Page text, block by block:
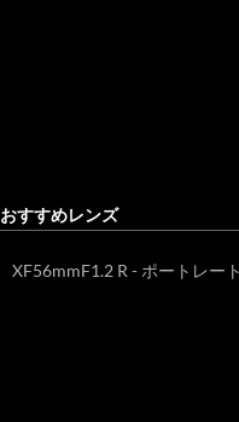
おすすめレンズ
XF56mmF1.2 R - ポートレー